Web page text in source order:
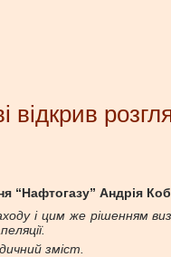
відкрив
“Нафтогазу” Андрія
і цим же рішенням
зміст.